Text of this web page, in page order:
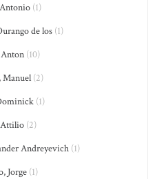
(1)
de los (1)
(10)
Manuel(2)
(1)
(2)
Andreyevich(1)
Jorge (1)